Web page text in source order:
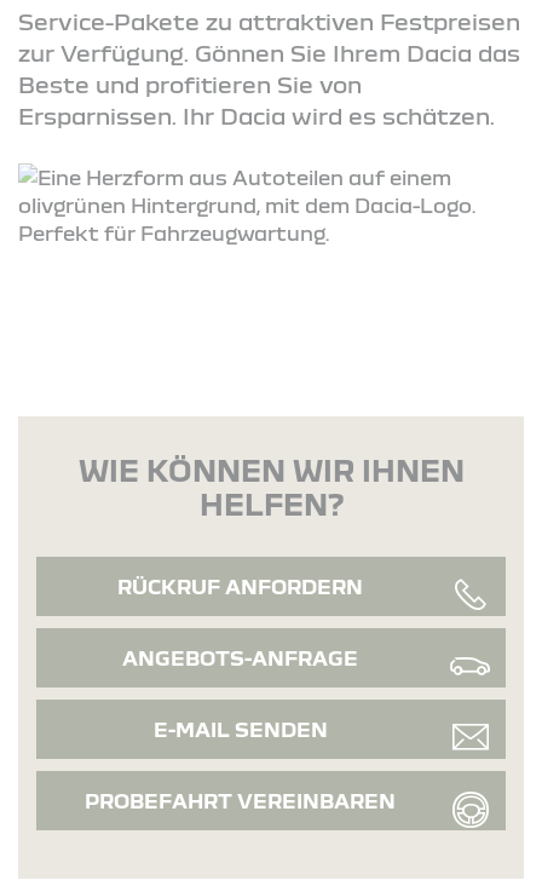
Service-Pakete zu attraktiven Festpreisen
zur Verfügung. Gönnen Sie Ihrem Dacia das
Beste und profitieren Sie von
Ersparnissen. Ihr Dacia wird es schätzen.
WIE KÖNNEN WIR IHNEN
HELFEN?
RÜCKRUF ANFORDERN
ANGEBOTS-ANFRAGE
E-MAIL SENDEN
PROBEFAHRT VEREINBAREN